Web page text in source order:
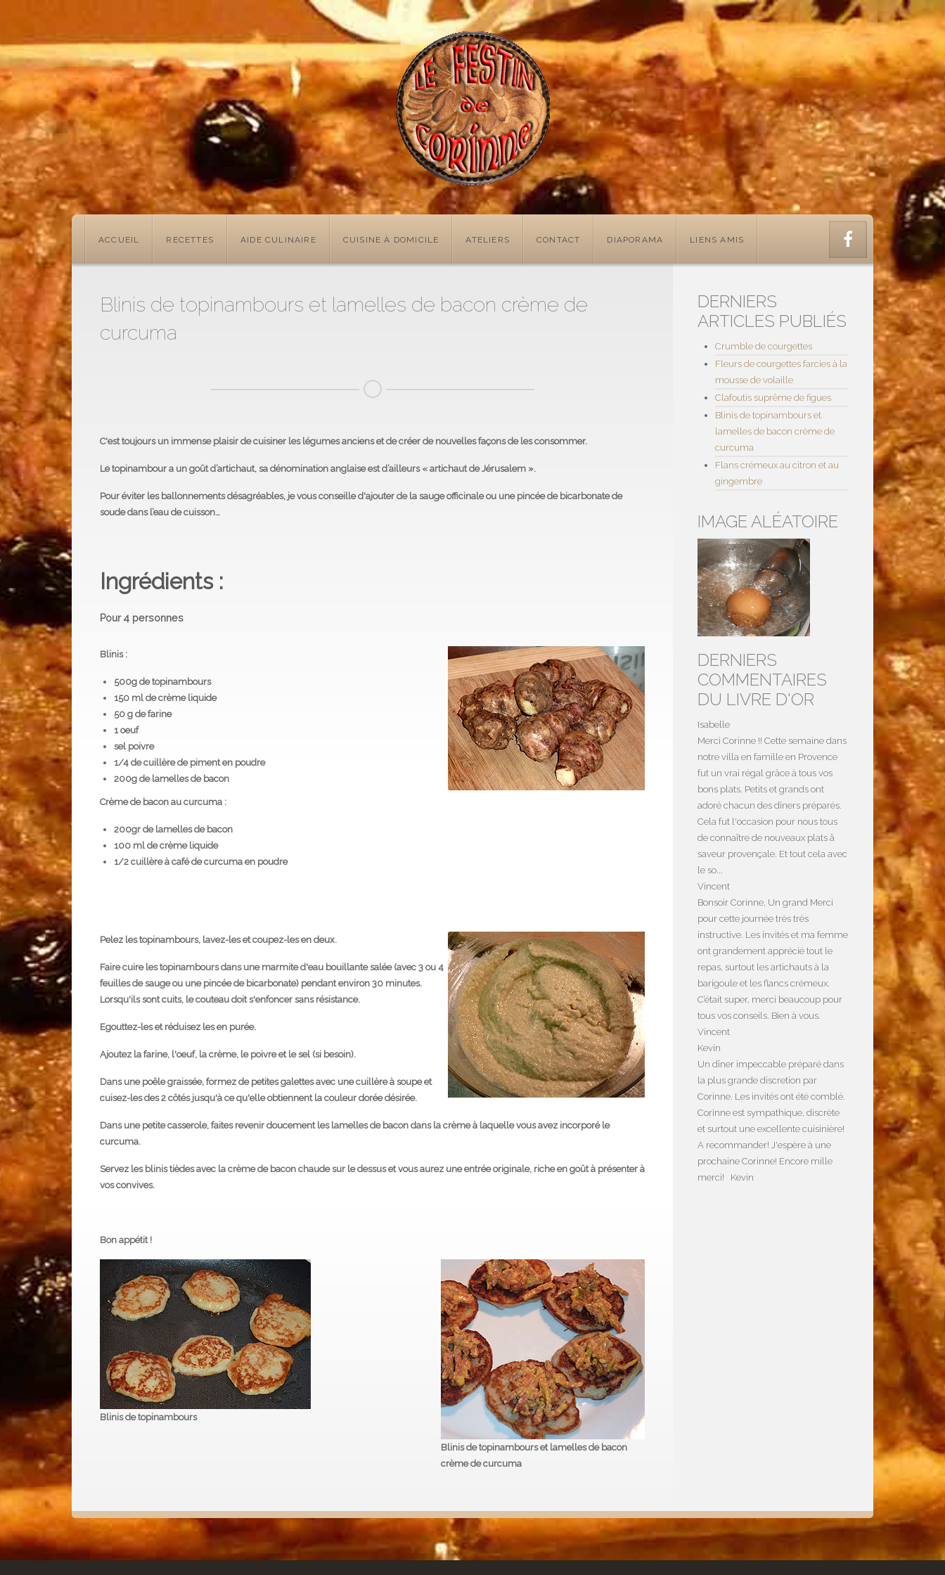
ACCUEIL RECETTES AIDE CULINAIRE CUISINE À DOMICILE ATELIERS CONTACT DIAPORAMA LIENS AMIS
DERNIERS
ARTICLES PUBLIÉS
Crumble de courgettes
Fleurs de courgettes farcies à la
mousse de volaille
Clafoutis suprême de figues
Blinis de topinambours et
lamelles de bacon crème de
curcuma
Flans crémeux au citron et au
gingembre
IMAGE ALÉATOIRE
DERNIERS
COMMENTAIRES
DU LIVRE D'OR
Isabelle
Merci Corinne !! Cette semaine dans
notre villa en famille en Provence
fut un vrai régal grâce à tous vos
bons plats. Petits et grands ont
adoré chacun des dîners préparés.
Cela fut l'occasion pour nous tous
de connaître de nouveaux plats å
saveur provençale. Et tout cela avec
le so...
Vincent
Bonsoir Corinne, Un grand Merci
pour cette journée très très
instructive. Les invités et ma femme
ont grandement apprécié tout le
repas, surtout les artichauts à la
barigoule et les flancs crémeux.
C’était super, merci beaucoup pour
tous vos conseils. Bien à vous.
Vincent
Kevin
Un dîner impeccable préparé dans
la plus grande discretion par
Corinne. Les invités ont été comblé.
Corinne est sympathique, discrète
et surtout une excellente cuisinière!
A recommander! J'espère à une
prochaine Corinne! Encore mille
merci! Kevin
Blinis de topinambours et lamelles de bacon crème de
curcuma
C'est toujours un immense plaisir de cuisiner les légumes anciens et de créer de nouvelles façons de les consommer.
Le topinambour a un goût d’artichaut, sa dénomination anglaise est d’ailleurs « artichaut de Jérusalem ».
Pour éviter les ballonnements désagréables, je vous conseilled'ajouter de la sauge officinale ou une pincée de bicarbonate de
soude dans l’eau de cuisson…
Ingrédients :
Pour 4 personnes
Blinis :
500g de topinambours
150 ml de crème liquide
50 g de farine
1 oeuf
sel poivre
1/4 de cuillère de piment en poudre
200g de lamelles de bacon
Crème de bacon au curcuma :
200gr de lamelles de bacon
100 ml de crème liquide
1/2 cuillère à café de curcuma en poudre
Pelez les topinambours, lavez-les et coupez-les en deux.
Faire cuire les topinambours dans une marmite d'eau bouillante salée (avec 3 ou 4
feuilles de sauge ou une pincée de bicarbonate) pendant environ 30 minutes.
Lorsqu'ils sont cuits, le couteau doit s'enfoncer sans résistance.
Egouttez-les et réduisez les en purée.
Ajoutez la farine, l'oeuf, la crème, le poivre et le sel (si besoin).
Dans une poêle graissée, formez de petites galettes avec une cuillère à soupe et
cuisez-les des 2 côtés jusqu'à ce qu'elle obtiennent la couleur dorée désirée.
Dans une petite casserole, faites revenir doucement les lamelles de bacon dans la crème à laquelle vous avez incorporé le
curcuma.
Servez les blinis tièdes avec la crème de bacon chaude sur le dessus et vous aurez une entrée originale, riche en goût à présenter à
vos convives.
Bon appétit !
Blinis de topinambours
Blinis de topinambours et lamelles de bacon
crème de curcuma